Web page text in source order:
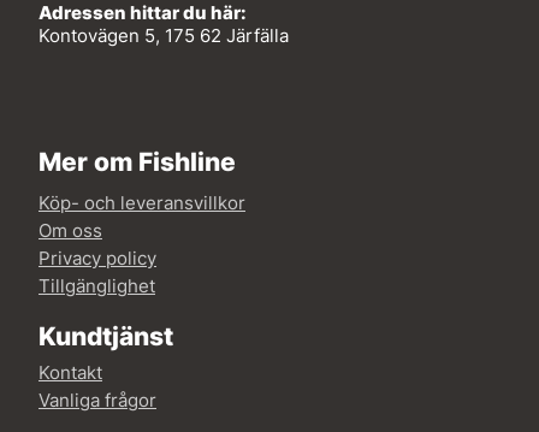
Adressen hittar du här:
Kontovägen 5, 175 62 Järfälla
Mer om Fishline
Köp- och leveransvillkor
Om oss
Privacy policy
Tillgänglighet
Kundtjänst
Kontakt
Vanliga frågor